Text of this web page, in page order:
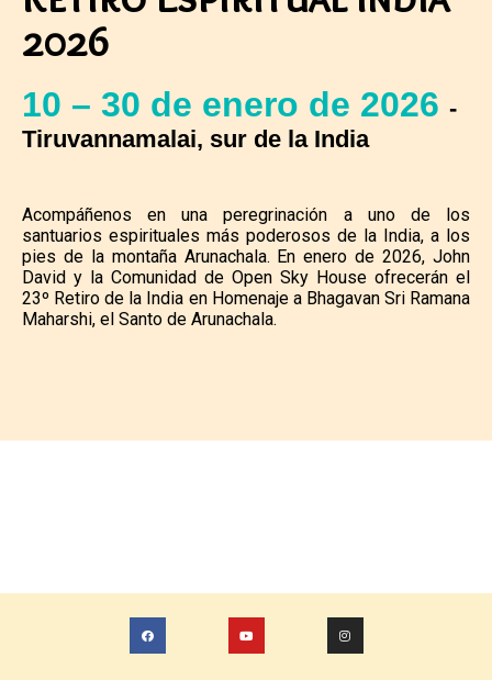
2026
10 – 30 de enero de 2026 -
Tiruvannamalai, sur de la India
Acompáñenos en una peregrinación a uno de los
santuarios espirituales más poderosos de la India, a los
pies de la montaña Arunachala. En enero de 2026, John
David y la Comunidad de Open Sky House ofrecerán el
23º Retiro de la India en Homenaje a Bhagavan Sri Ramana
Maharshi, el Santo de Arunachala.